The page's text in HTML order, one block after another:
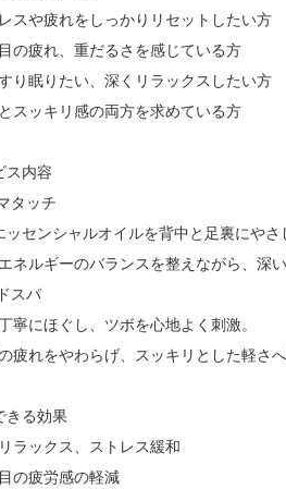
スや疲れをしっかりリセットしたい方
の疲れ、重だるさを感じている方
り眠りたい、深くリラックスしたい方
スッキリ感の両方を求めている方
ス内容
タッチ
ッセンシャルオイルを背中と足裏にやさ
ネルギーのバランスを整えながら、深
スパ
寧にほぐし、ツボを心地よく刺激。
疲れをやわらげ、スッキリとした軽さへ
きる効果
ラックス、ストレス緩和
の疲労感の軽減